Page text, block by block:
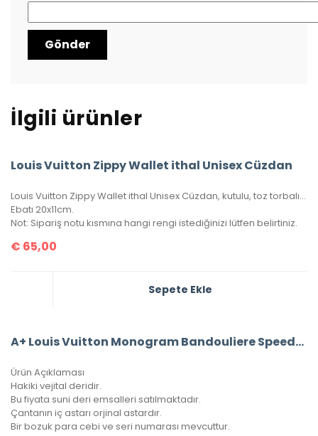
İlgili ürünler
Louis Vuitton Zippy Wallet ithal Unisex Cüzdan
Louis Vuitton Zippy Wallet ithal Unisex Cüzdan, kutulu, toz torbalı, sertifikalı.
Ebatı 20x11cm.
Not: Sipariş notu kısmına hangi rengi istediğinizi lütfen belirtiniz.
€ 65,00
Sepete Ekle
A+ Louis Vuitton Monogram Bandouliere Speedy 30’Luk Vejital Deri (LV33)
Ürün Açıklaması
Hakiki vejital deridir.
Bu fiyata suni deri emsalleri satılmaktadır.
Çantanın iç astarı orjinal astardır.
Bir bozuk para cebi ve seri numarası mevcuttur.